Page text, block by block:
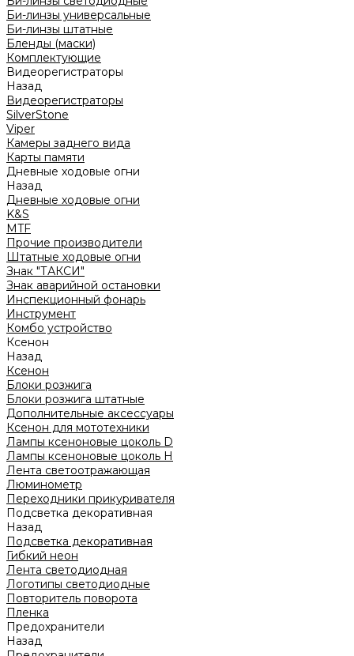
Би-линзы универсальные
Би-линзы штатные
Бленды (маски)
Комплектующие
Видеорегистраторы
Назад
Видеорегистраторы
SilverStone
Viper
Камеры заднего вида
Карты памяти
Дневные ходовые огни
Назад
Дневные ходовые огни
K&S
MTF
Прочие производители
Штатные ходовые огни
Знак "ТАКСИ"
Знак аварийной остановки
Инспекционный фонарь
Инструмент
Комбо устройство
Ксенон
Назад
Ксенон
Блоки розжига
Блоки розжига штатные
Дополнительные аксессуары
Ксенон для мототехники
Лампы ксеноновые цоколь D
Лампы ксеноновые цоколь H
Лента светоотражающая
Люминометр
Переходники прикуривателя
Подсветка декоративная
Назад
Подсветка декоративная
Гибкий неон
Лента светодиодная
Логотипы светодиодные
Повторитель поворота
Пленка
Предохранители
Назад